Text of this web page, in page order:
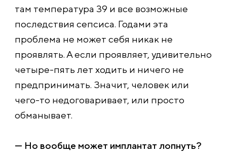
там температура 39 и все возможные
последствия сепсиса. Годами эта
проблема не может себя никак не
проявлять. А если проявляет, удивительно
четыре-пять лет ходить и ничего не
предпринимать. Значит, человек или
чего-то недоговаривает, или просто
обманывает.
— Но вообще может имплантат лопнуть?